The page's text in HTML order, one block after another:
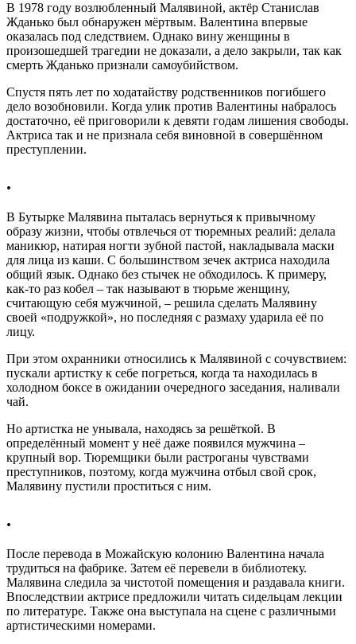
В 1978 году возлюбленный Малявиной, актёр Станислав
Жданько был обнаружен мёртвым. Валентина впервые
оказалась под следствием. Однако вину женщины в
произошедшей трагедии не доказали, а дело закрыли, так как
смерть Жданько признали самоубийством.
Спустя пять лет по ходатайству родственников погибшего
дело возобновили. Когда улик против Валентины набралось
достаточно, её приговорили к девяти годам лишения свободы.
Актриса так и не признала себя виновной в совершённом
преступлении.
.
В Бутырке Малявина пыталась вернуться к привычному
образу жизни, чтобы отвлечься от тюремных реалий: делала
маникюр, натирая ногти зубной пастой, накладывала маски
для лица из каши. С большинством зечек актриса находила
общий язык. Однако без стычек не обходилось. К примеру,
как-то раз кобел – так называют в тюрьме женщину,
считающую себя мужчиной, – решила сделать Малявину
своей «подружкой», но последняя с размаху ударила её по
лицу.
При этом охранники относились к Малявиной с сочувствием:
пускали артистку к себе погреться, когда та находилась в
холодном боксе в ожидании очередного заседания, наливали
чай.
Но артистка не унывала, находясь за решёткой. В
определённый момент у неё даже появился мужчина –
крупный вор. Тюремщики были растроганы чувствами
преступников, поэтому, когда мужчина отбыл свой срок,
Малявину пустили проститься с ним.
.
После перевода в Можайскую колонию Валентина начала
трудиться на фабрике. Затем её перевели в библиотеку.
Малявина следила за чистотой помещения и раздавала книги.
Впоследствии актрисе предложили читать сидельцам лекции
по литературе. Также она выступала на сцене с различными
артистическими номерами.